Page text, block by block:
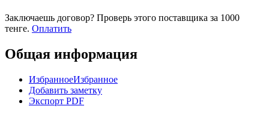
Заключаешь договор? Проверь этого поставщика за 1000
тенге. Оплатить
Общая информация
ИзбранноеИзбранное
Добавить заметку
Экспорт PDF